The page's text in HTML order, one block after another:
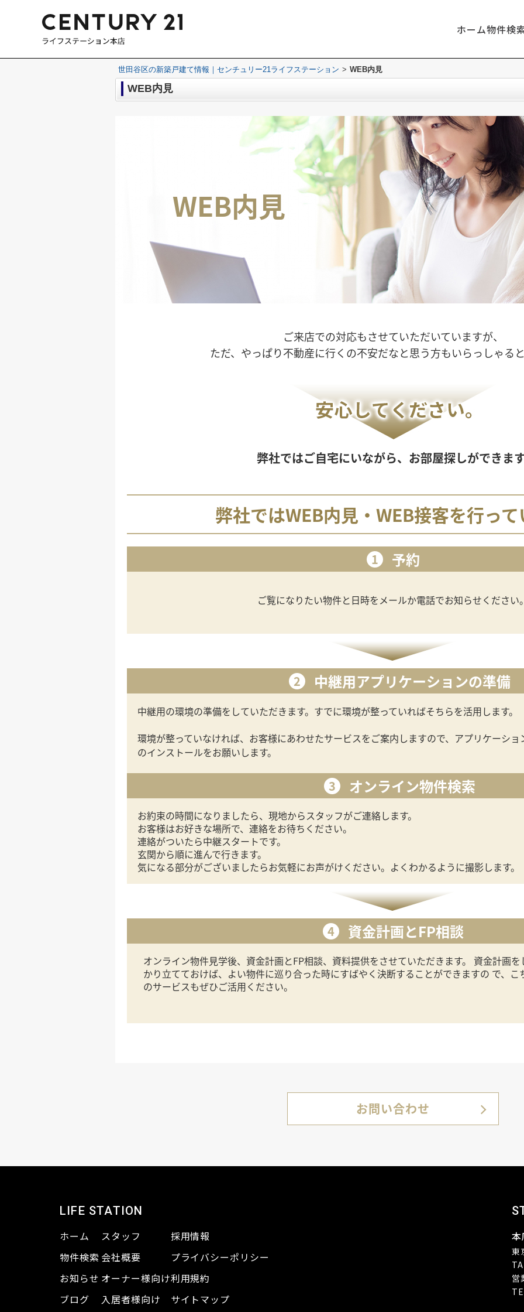
ホーム物件検
世田谷区の新築戸建て情報｜センチュリー21ライフステーション > WEB内見
WEB内見
WEB内見
ご来店での対応もさせていただいていますが、
ただ、やっぱり不動産に行くの不安だなと思う方もいらっしゃる
弊社ではご自宅にいながら、お部屋探しができま
弊社ではWEB内見・WEB接客を行っ
1 予約
ご覧になりたい物件と日時をメールか電話でお知らせください
2 中継用アプリケーションの準備
中継用の環境の準備をしていただきます。すでに環境が整っていればそちらを活用します。
環境が整っていなければ、お客様にあわせたサービスをご案内しますので、アプリケーショ
のインストールをお願いします。
3 オンライン物件検索
お約束の時間になりましたら、現地からスタッフがご連絡します。
お客様はお好きな場所で、連絡をお待ちください。
連絡がついたら中継スタートです。
玄関から順に進んで行きます。
気になる部分がございましたらお気軽にお声がけください。よくわかるように撮影します。
4 資金計画とFP相談
オンライン物件見学後、資金計画とFP相談、資料提供をさせていただきます。 資金計画を
かり立てておけば、よい物件に巡り合った時にすばやく決断することができますの で、こ
のサービスもぜひご活用ください。
お問い合わせ
LIFE STATION
ホーム
物件検索
お知らせ
ブログ
スタッフ
会社概要
オーナー様向け
入居者様向け
採用情報
プライバシーポリシー
利用規約
サイトマップ
東
営